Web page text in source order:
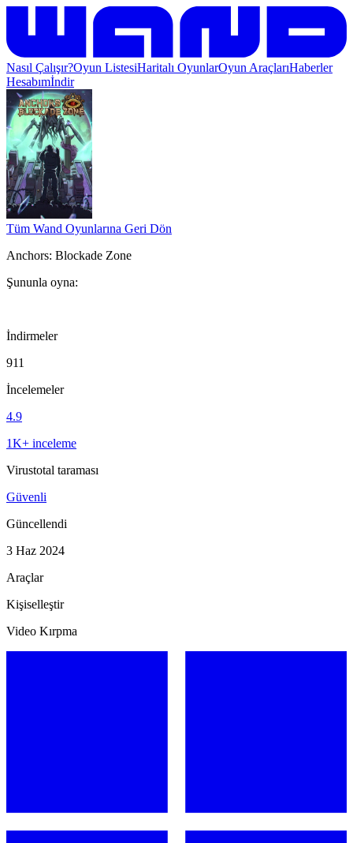
Nasıl Çalışır?Oyun ListesiHaritalı OyunlarOyun AraçlarıHaberler
Hesabımİndir
Tüm Wand Oyunlarına Geri Dön
Anchors: Blockade Zone
Şununla oyna:
İndirmeler
911
İncelemeler
4.9
1K+ inceleme
Virustotal taraması
Güvenli
Güncellendi
3 Haz 2024
Araçlar
Kişiselleştir
Video Kırpma